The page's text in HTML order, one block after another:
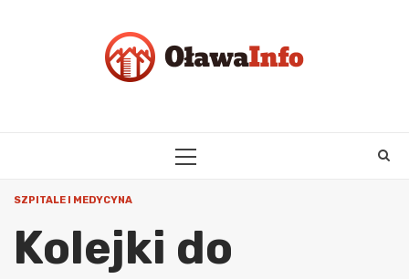
PRIMARY
SZPITALE I MEDYCYNA
Kolejki do